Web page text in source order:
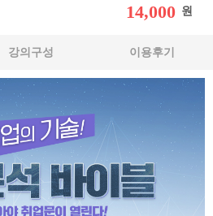
14,000 원
강의구성 이용후기